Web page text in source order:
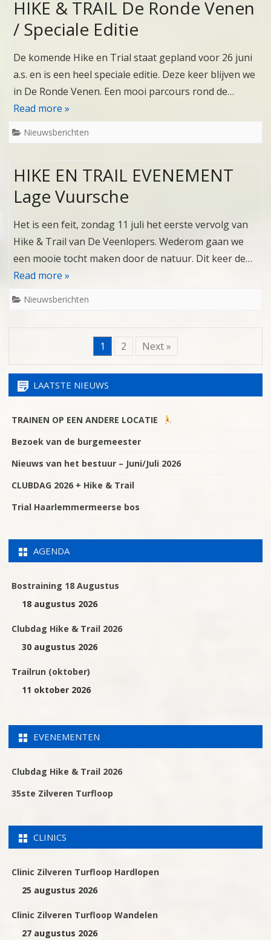
HIKE & TRAIL De Ronde Venen
/ Speciale Editie
De komende Hike en Trial staat gepland voor 26 juni
a.s. en is een heel speciale editie. Deze keer blijven we
in De Ronde Venen. Een mooi parcours rond de…
Read more »
Nieuwsberichten
HIKE EN TRAIL EVENEMENT
Lage Vuursche
Het is een feit, zondag 11 juli het eerste vervolg van
Hike & Trail van De Veenlopers. Wederom gaan we
een mooie tocht maken door de natuur. Dit keer de…
Read more »
Nieuwsberichten
1 2 Next »
LAATSTE NIEUWS
TRAINEN OP EEN ANDERE LOCATIE
Bezoek van de burgemeester
Nieuws van het bestuur – Juni/Juli 2026
CLUBDAG 2026 + Hike & Trail
Trial Haarlemmermeerse bos
AGENDA
Bostraining 18 Augustus
18 augustus 2026
Clubdag Hike & Trail 2026
30 augustus 2026
Trailrun (oktober)
11 oktober 2026
EVENEMENTEN
Clubdag Hike & Trail 2026
35ste Zilveren Turfloop
CLINICS
Clinic Zilveren Turfloop Hardlopen
25 augustus 2026
Clinic Zilveren Turfloop Wandelen
27 augustus 2026